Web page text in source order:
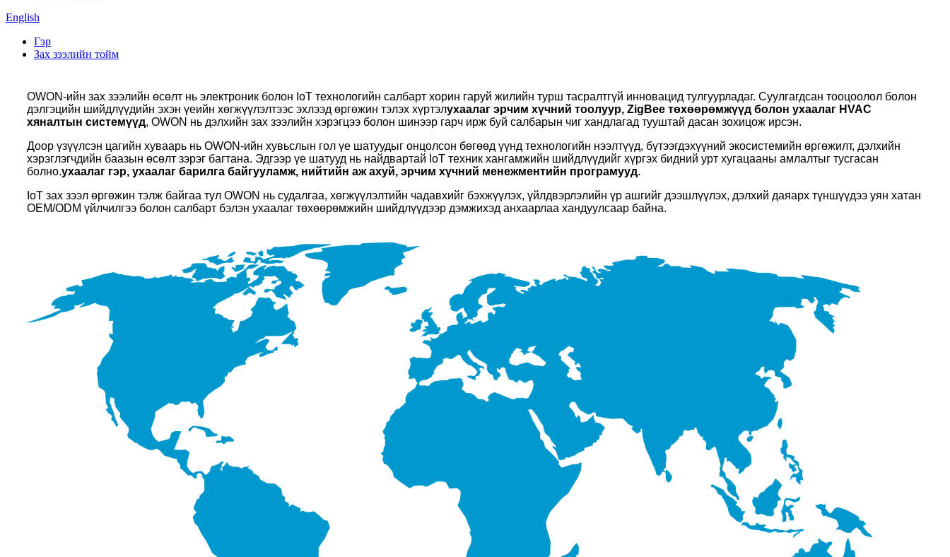
English
Гэр
Зах зээлийн тойм
OWON-ийн зах зээлийн өсөлт нь электроник болон IoT технологийн салбарт хорин гаруй жилийн турш тасралтгүй инновацид тулгуурладаг. Суулгагдсан тооцоолол болон
дэлгэцийн шийдлүүдийн эхэн үеийн хөгжүүлэлтээс эхлээд өргөжин тэлэх хүртэлухаалаг эрчим хүчний тоолуур, ZigBee төхөөрөмжүүд болон ухаалаг HVAC
хяналтын системүүд, OWON нь дэлхийн зах зээлийн хэрэгцээ болон шинээр гарч ирж буй салбарын чиг хандлагад тууштай дасан зохицож ирсэн.
Доор үзүүлсэн цагийн хуваарь нь OWON-ийн хувьслын гол үе шатуудыг онцолсон бөгөөд үүнд технологийн нээлтүүд, бүтээгдэхүүний экосистемийн өргөжилт, дэлхийн
хэрэглэгчдийн баазын өсөлт зэрэг багтана. Эдгээр үе шатууд нь найдвартай IoT техник хангамжийн шийдлүүдийг хүргэх бидний урт хугацааны амлалтыг тусгасан
болно.ухаалаг гэр, ухаалаг барилга байгууламж, нийтийн аж ахуй, эрчим хүчний менежментийн програмууд.
IoT зах зээл өргөжин тэлж байгаа тул OWON нь судалгаа, хөгжүүлэлтийн чадавхийг бэхжүүлэх, үйлдвэрлэлийн үр ашгийг дээшлүүлэх, дэлхий даяарх түншүүдээ уян хатан
OEM/ODM үйлчилгээ болон салбарт бэлэн ухаалаг төхөөрөмжийн шийдлүүдээр дэмжихэд анхаарлаа хандуулсаар байна.